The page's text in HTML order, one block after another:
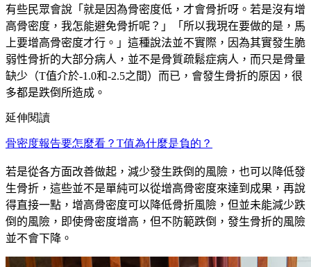
有些民眾會說「就是因為骨密度低，才會骨折呀。若是沒有增
高骨密度，我怎能避免骨折呢？」「所以我現在要做的是，馬
上要增高骨密度才行。」這種說法並不實際，因為其實發生脆
弱性骨折的大部分病人，並不是骨質疏鬆症病人，而只是骨量
缺少（T值介於-1.0和-2.5之間）而已，會發生骨折的原因，很
多都是跌倒所造成。
延伸閱讀
骨密度報告要怎麼看？T值為什麼是負的？
若是從各方面改善做起，減少發生跌倒的風險，也可以降低發
生骨折，這些並不是單純可以從增高骨密度來達到成果，再說
得直接一點，增高骨密度可以降低骨折風險，但並未能減少跌
倒的風險，即使骨密度增高，但不防範跌倒，發生骨折的風險
並不會下降。